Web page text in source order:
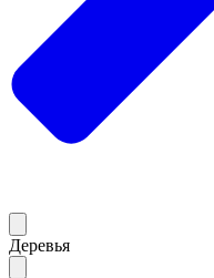
Деревья